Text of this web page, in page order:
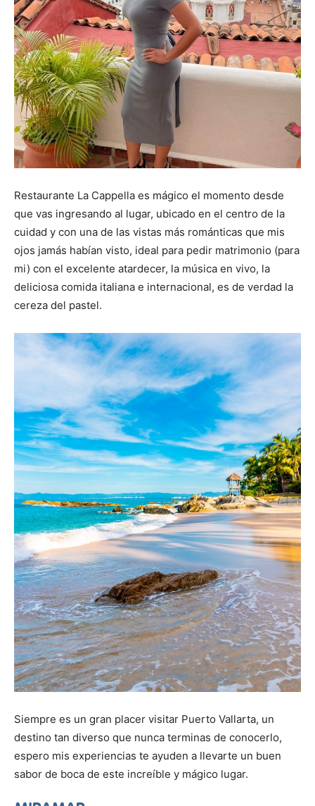
Restaurante La Cappella es mágico el momento desde
que vas ingresando al lugar, ubicado en el centro de la
cuidad y con una de las vistas más románticas que mis
ojos jamás habían visto, ideal para pedir matrimonio (para
mi) con el excelente atardecer, la música en vivo, la
deliciosa comida italiana e internacional, es de verdad la
cereza del pastel.
Siempre es un gran placer visitar Puerto Vallarta, un
destino tan diverso que nunca terminas de conocerlo,
espero mis experiencias te ayuden a llevarte un buen
sabor de boca de este increíble y mágico lugar.